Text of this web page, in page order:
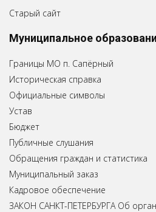
Старый сайт
Муниципальное
Границы МО п. Сапёрный
Историческая справка
Официальные символы
Устав
Бюджет
Публичные слушания
Обращения граждан и статистика
Муниципальный заказ
Кадровое обеспечение
ЗАКОН САНКТ-ПЕТЕРБУРГА Об